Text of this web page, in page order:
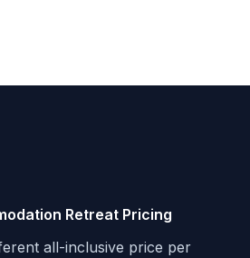
Retreat Pricing
all-inclusive price per